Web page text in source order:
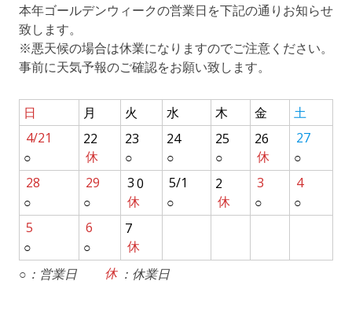
本年ゴールデンウィークの営業日を下記の通りお知らせ
致します。
※悪天候の場合は休業になりますのでご注意ください。
事前に天気予報のご確認をお願い致します。
日 月 火 水 木 金
土
4/21
○
22
休
23
○
24
○
25
○
26
休
27
○
28
○
29
○
30
休
5/1
○
2
休
3
○
4
○
5
○
6
○
7
休
○：営業日
休 ：休業日